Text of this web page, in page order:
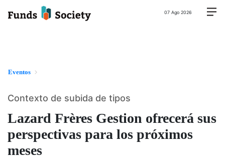
07 Ago 2026
Eventos
Lazard Frères Gestion ofrecerá sus
perspectivas para los próximos
meses
Contexto de subida de tipos